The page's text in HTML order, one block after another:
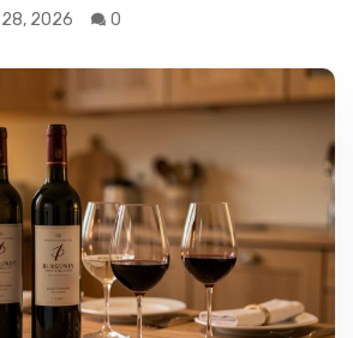
28, 2026 0